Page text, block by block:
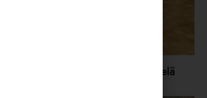
Knut Skansen, takker Klaus Mäkelä